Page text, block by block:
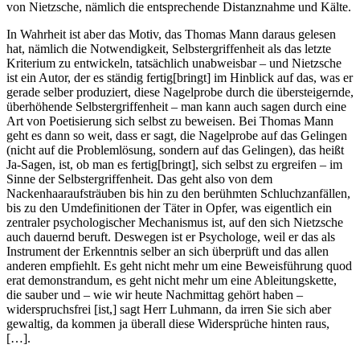
von Nietzsche, nämlich die entsprechende Distanznahme und Kälte.
In Wahrheit ist aber das Motiv, das Thomas Mann daraus gelesen
hat, nämlich die Notwendigkeit, Selbstergriffenheit als das letzte
Kriterium zu entwickeln, tatsächlich unabweisbar – und Nietzsche
ist ein Autor, der es ständig fertig[bringt] im Hinblick auf das, was er
gerade selber produziert, diese Nagelprobe durch die übersteigernde,
überhöhende Selbstergriffenheit – man kann auch sagen durch eine
Art von Poetisierung sich selbst zu beweisen. Bei Thomas Mann
geht es dann so weit, dass er sagt, die Nagelprobe auf das Gelingen
(nicht auf die Problemlösung, sondern auf das Gelingen), das heißt
Ja-Sagen, ist, ob man es fertig[bringt], sich selbst zu ergreifen – im
Sinne der Selbstergriffenheit. Das geht also von dem
Nackenhaaraufsträuben bis hin zu den berühmten Schluchzanfällen,
bis zu den Umdefinitionen der Täter in Opfer, was eigentlich ein
zentraler psychologischer Mechanismus ist, auf den sich Nietzsche
auch dauernd beruft. Deswegen ist er Psychologe, weil er das als
Instrument der Erkenntnis selber an sich überprüft und das allen
anderen empfiehlt. Es geht nicht mehr um eine Beweisführung quod
erat demonstrandum, es geht nicht mehr um eine Ableitungskette,
die sauber und – wie wir heute Nachmittag gehört haben –
widerspruchsfrei [ist,] sagt Herr Luhmann, da irren Sie sich aber
gewaltig, da kommen ja überall diese Widersprüche hinten raus,
[…].